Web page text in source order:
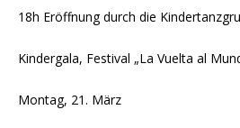
18h Eröffnung durch die
Kindergala, Festival „La Vuelta al
Montag, 21. März